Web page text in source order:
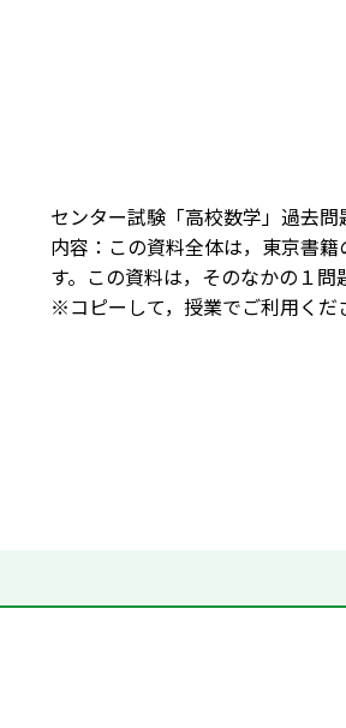
センター試験「高校数学」過去
内容：この資料全体は，東京書
す。この資料は，そのなかの１問
※コピーして，授業でご利用くだ